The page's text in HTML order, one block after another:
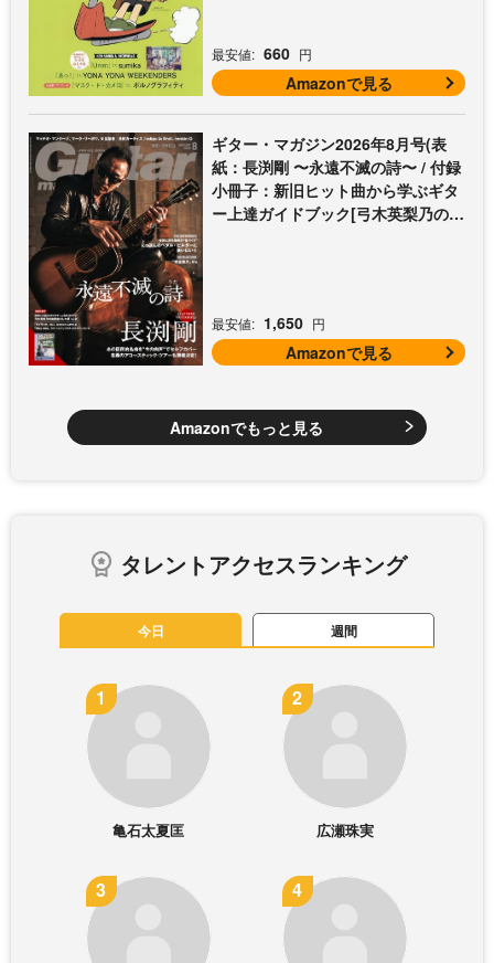
最安値: 660 円
Amazonで見る
ギター・マガジン2026年8月号(表
紙：長渕剛 〜永遠不滅の詩〜 / 付録
小冊子：新旧ヒット曲から学ぶギタ
ー上達ガイドブック[弓木英梨乃の放
最安値: 1,650 円
Amazonで見る
Amazonでもっと見る
タレントアクセスランキング
今日 週間
亀石太夏匡 広瀬珠実